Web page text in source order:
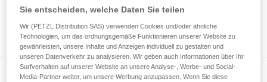
ziehen. Um diese Zusatzinformationen
der Gebrauchsanweisung enthaltenen
Informationen richtig verstanden haben.
Die Beherrschung dieser Techniken setzt eine
entsprechende Ausbildung und ein spezielles
Training voraus. Prüfen Sie zusammen mit
Alle Techniken ansehen
Sie entscheiden, welche Daten Sie teilen
Wir (PETZL Distribution SAS) verwenden Cookies und/oder ähnliche
Technologien, um das ordnungsgemäße Funktionieren unserer Website zu
gewährleisten, unsere Inhalte und Anzeigen individuell zu gestalten und
unseren Datenverkehr zu analysieren. Wir geben auch Informationen über Ihr
Surfverhalten auf unserer Website an unsere Analyse-, Werbe- und Social-
Media-Partner weiter, um unsere Werbung anzupassen. Wenn Sie diese